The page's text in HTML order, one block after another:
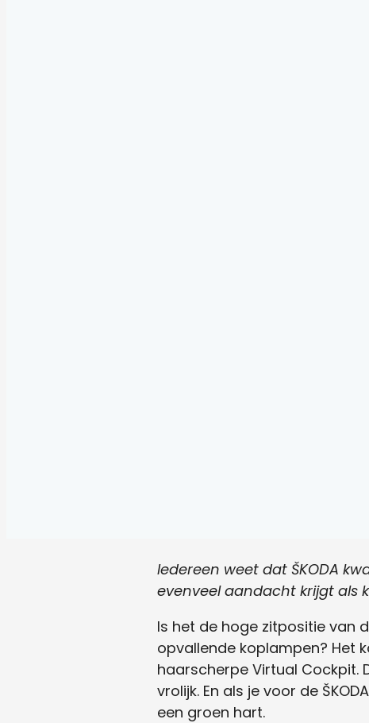
Iedereen weet dat ŠKODA
evenveel aandacht krijgt als
Is het de hoge zitpositie van
opvallende koplampen? Het
haarscherpe Virtual Cockpit.
vrolijk. En als je voor de
een groen hart.